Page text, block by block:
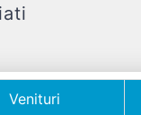
Venituri